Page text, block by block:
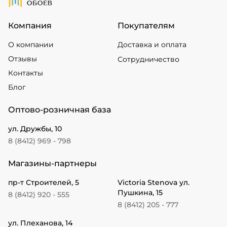
Компания
О компании
Отзывы
Контакты
Блог
Покупателям
Доставка и оплата
Сотрудничество
Оптово-розничная база
ул. Дружбы, 10
8 (8412) 969 - 798
Магазины-партнеры
пр-т Строителей, 5
8 (8412) 920 - 555
Victoria Stenova ул.
Пушкина, 15
8 (8412) 205 - 777
ул. Плеханова, 14